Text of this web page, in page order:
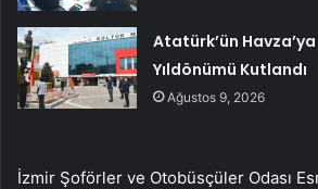
Atatürk’ün
Yıldönümü Kutlandı
Ağustos 9, 2026
İzmir Şoförler ve Otobüsçüler Odası